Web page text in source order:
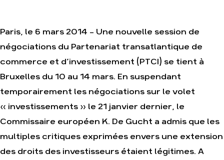
Agir
terrain
Agir au quotidien
Soutenir les
Transmettre tout
ou partie de son
patrimoine
Nos
thématiques
Climat – Énergie
Surproduction
Agriculture
Finance
Multinationales
Forêts
Paris, le 6 mars 2014 - Une nouvelle session de
négociations du Partenariat transatlantique de
commerce et d’investissement (PTCI) se tient à
Bruxelles du 10 au 14 mars. En suspendant
temporairement les négociations sur le volet
« investissements » le 21 janvier dernier, le
Commissaire européen K. De Gucht a admis que les
multiples critiques exprimées envers une extension
des droits des investisseurs étaient légitimes. A